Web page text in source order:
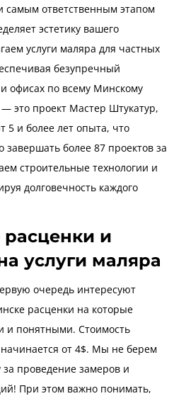
ответственным этапом
эстетику вашего
услуги маляра для частных
безупречный
и офисах по всему Минскому
это проект Мастер Штукатур,
5 и более лет опыта, что
завершать более 87 проектов за
строительные технологии и
долговечность каждого
и
услуги маляра
очередь интересуют
расценки на которые
и понятными. Стоимость
от 4$. Мы не берем
проведение замеров и
При этом важно понимать,